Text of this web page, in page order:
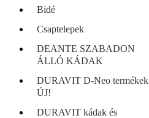
Bidé
Csaptelepek
DEANTE SZABADON
ÁLLÓ KÁDAK
DURAVIT D-Neo termékek
ÚJ!
DURAVIT kádak és